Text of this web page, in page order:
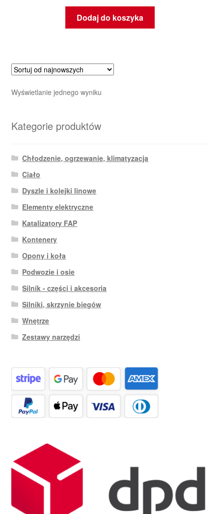
Dodaj do koszyka
Wyświetlanie jednego wyniku
Kategorie produktów
Chłodzenie, ogrzewanie, klimatyzacja
Ciało
Dyszle i kolejki linowe
Elementy elektryczne
Katalizatory FAP
Kontenery
Opony i koła
Podwozie i osie
Silnik - części i akcesoria
Silniki, skrzynie biegów
Wnętrze
Zestawy narzędzi